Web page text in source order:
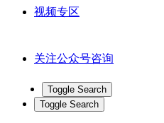
视频专区
关注公众号咨询
Toggle Search
Toggle Search